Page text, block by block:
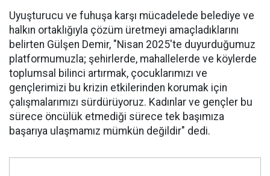
Uyuşturucu ve fuhuşa karşı mücadelede belediye ve
halkın ortaklığıyla çözüm üretmeyi amaçladıklarını
belirten Gülşen Demir, "Nisan 2025'te duyurduğumuz
platformumuzla; şehirlerde, mahallelerde ve köylerde
toplumsal bilinci artırmak, çocuklarımızı ve
gençlerimizi bu krizin etkilerinden korumak için
çalışmalarımızı sürdürüyoruz. Kadınlar ve gençler bu
sürece öncülük etmediği sürece tek başımıza
başarıya ulaşmamız mümkün değildir" dedi.